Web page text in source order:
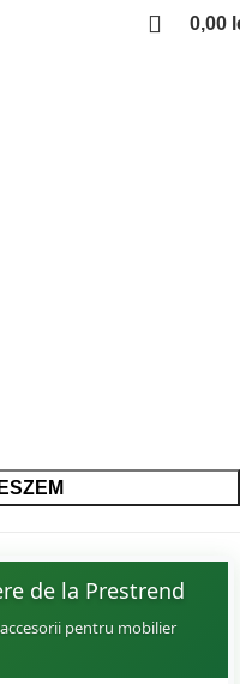
0,00
de la Prestrend
pentru mobilier